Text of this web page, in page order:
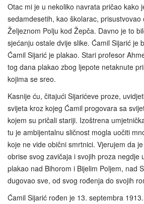
Otac mi je u nekoliko navrata pričao kako
sedamdesetih, kao školarac, prisustvovao
Željeznom Polju kod Žepča. Davno je to
sjećanju ostale dvije slike. Ćamil Sijarić je
Ćamil Sijarić je plakao. Stari profesor
tog dana plakao zbog ljepote netaknute
kojima se sreo.
Kasnije ću, čitajući Sijarićeve proze,
svijeta kroz kojeg Ćamil progovara sa
kojem su pričali stariji. Izoštrena
tu je ambijentalnu sličnost mogla uočiti
koje ne vide obični smrtnici. Vjerujem da
obrise svog zavičaja i svojih proza negdje
plakao nad Bihorom i Bijelim Poljem, nad
dugovao sve, od svog rođenja do svojih
Ćamil Sijarić rođen je 13. septembra